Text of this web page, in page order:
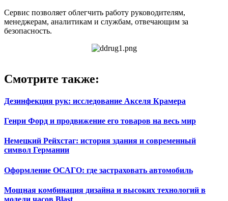
Сервис позволяет облегчить работу руководителям,
менеджерам, аналитикам и службам, отвечающим за
безопасность.
Смотрите также:
Дезинфекция рук: исследование Акселя Крамера
Генри Форд и продвижение его товаров на весь мир
Немецкий Рейхстаг: история здания и современный
символ Германии
Оформление ОСАГО: где застраховать автомобиль
Мощная комбинация дизайна и высоких технологий в
модели часов Blast